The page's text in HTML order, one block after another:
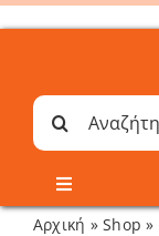
Μετάβαση
Αναζήτηση
για:
Toggle
Navigation
Αρχική »Shop »